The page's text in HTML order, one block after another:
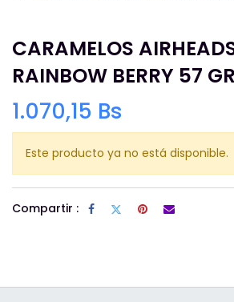
CARAMELOS
RAINBOW BERRY 57 GR
1.070,15 Bs
Este producto ya no está disponible.
Compartir :